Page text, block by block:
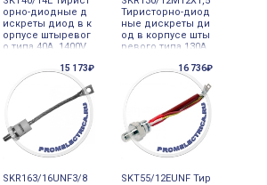
орно-диодные д
искреты диод в к
орпусе штыревог
о типа 40A 1400V,
Тиристорно-диод
ные дискреты ди
од в корпусе шты
ревого типа 130A
15 173₽
SKR163/16UNF3/8
16 736₽
SKT55/12EUNF Тир